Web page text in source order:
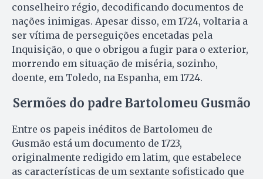
conselheiro régio, decodificando documentos de
nações inimigas. Apesar disso, em 1724, voltaria a
ser vítima de perseguições encetadas pela
Inquisição, o que o obrigou a fugir para o exterior,
morrendo em situação de miséria, sozinho,
doente, em Toledo, na Espanha, em 1724.
Sermões do padre Bartolomeu Gusmão
Entre os papeis inéditos de Bartolomeu de
Gusmão está um documento de 1723,
originalmente redigido em latim, que estabelece
as características de um sextante sofisticado que